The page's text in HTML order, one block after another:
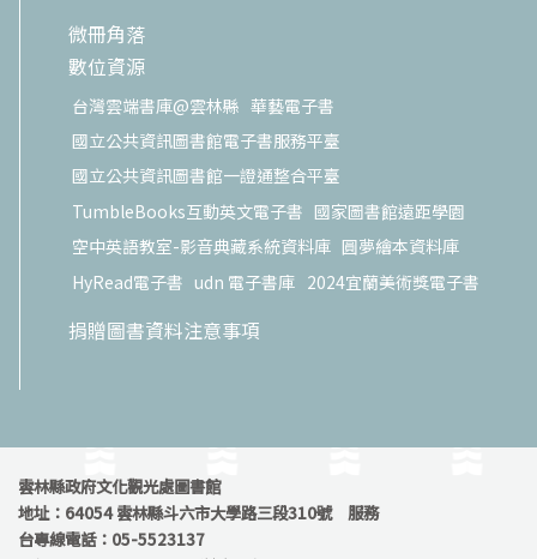
微冊角落
數位資源
台灣雲端書庫@雲林縣 華藝電子書
國立公共資訊圖書館電子書服務平臺
國立公共資訊圖書館一證通整合平臺
TumbleBooks互動英文電子書 國家圖書館遠距學園
空中英語教室-影音典藏系統資料庫 圓夢繪本資料庫
HyRead電子書 udn 電子書庫 2024宜蘭美術獎電子書
捐贈圖書資料注意事項
雲林縣政府文化觀光處圖書館
地址：64054 雲林縣斗六市大學路三段310號 服務
台專線電話：05-5523137